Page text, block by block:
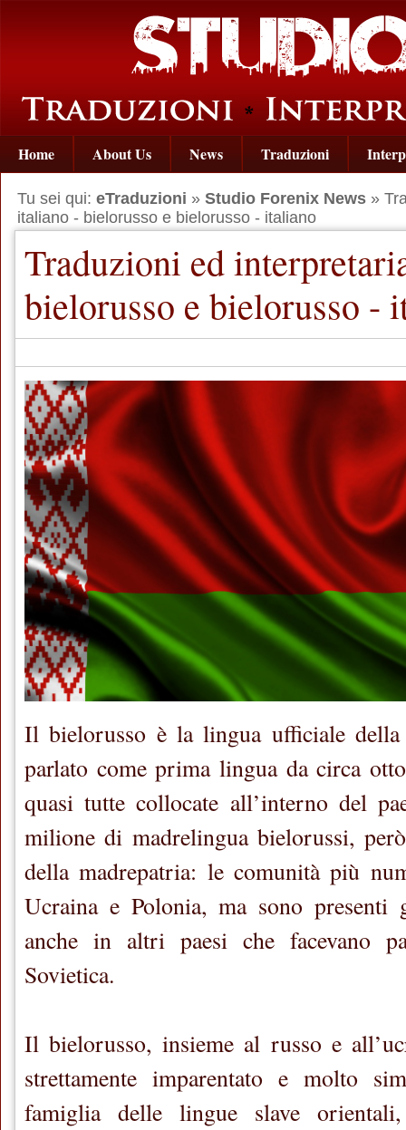
Home About Us News Traduzioni
Tu sei qui: eTraduzioni » Studio Forenix News »
italiano - bielorusso e bielorusso - italiano
Traduzioni ed
bielorusso e bielorusso -
Il bielorusso è la lingua ufficiale
parlato come prima lingua da circa
quasi tutte collocate all’interno del
milione di madrelingua bielorussi,
della madrepatria: le comunità più
Ucraina e Polonia, ma sono
anche in altri paesi che facevano
Sovietica.
Il bielorusso, insieme al russo e
strettamente imparentato e molto
famiglia delle lingue slave